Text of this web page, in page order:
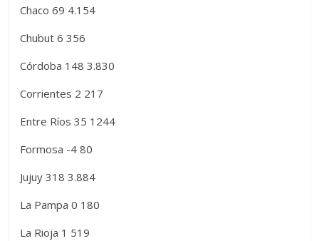
Chaco 69 4.154
Chubut 6 356
Córdoba 148 3.830
Corrientes 2 217
Entre Ríos 35 1244
Formosa -4 80
Jujuy 318 3.884
La Pampa 0 180
La Rioja 1 519